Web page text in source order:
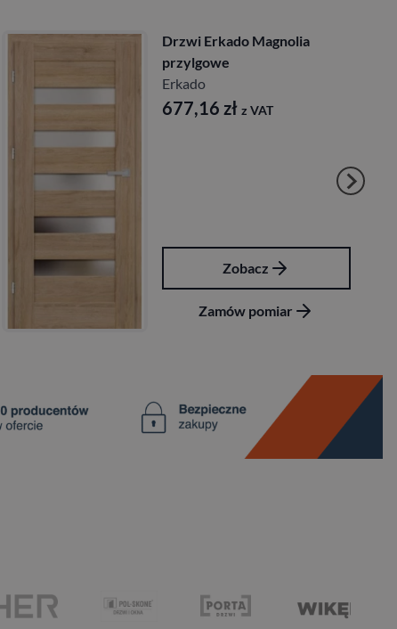
Drzwi Erkado Magnolia
bezprzylgowe
Erkado
677,16zł z VAT
Zobacz
Zamów pomiar